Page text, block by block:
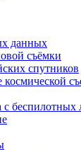
данных
съёмки
спутников
беспилотных